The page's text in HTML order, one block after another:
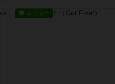
レビュー